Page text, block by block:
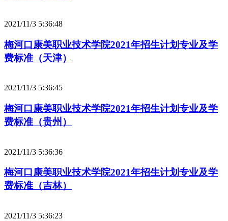
2021/11/3 5:36:48
梅河口康美职业技术学院2021年招生计划专业及学
费标准（天津）
2021/11/3 5:36:45
梅河口康美职业技术学院2021年招生计划专业及学
费标准（贵州）
2021/11/3 5:36:36
梅河口康美职业技术学院2021年招生计划专业及学
费标准（吉林）
2021/11/3 5:36:23